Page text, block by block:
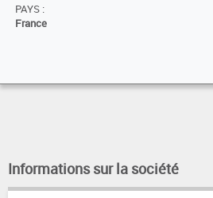
PAYS :
France
Informations sur la société